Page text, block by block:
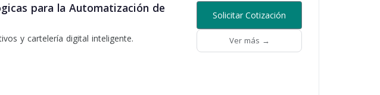
para la Automatización de
y cartelería digital inteligente.
Solicitar Cotización
Ver más →